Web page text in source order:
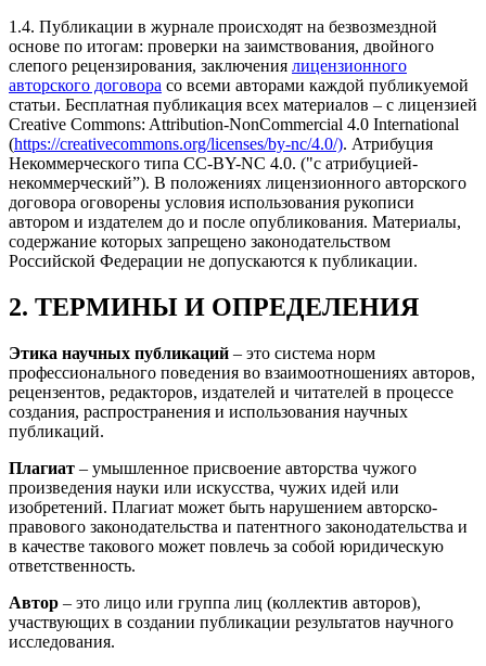
1.4. Публикации в журнале происходят на безвозмездной
основе по итогам: проверки на заимствования, двойного
слепого рецензирования, заключения лицензионного
авторского договора со всеми авторами каждой публикуемой
статьи. Бесплатная публикация всех материалов – с лицензией
Creative Commons: Attribution-NonCommercial 4.0 International
(https://creativecommons.org/licenses/by-nc/4.0/). Атрибуция
Некоммерческого типа CC-BY-NC 4.0. ("с атрибуцией-
некоммерческий”). В положениях лицензионного авторского
договора оговорены условия использования рукописи
автором и издателем до и после опубликования. Материалы,
содержание которых запрещено законодательством
Российской Федерации не допускаются к публикации.
2. ТЕРМИНЫ И ОПРЕДЕЛЕНИЯ
Этика научных публикаций – это система норм
профессионального поведения во взаимоотношениях авторов,
рецензентов, редакторов, издателей и читателей в процессе
создания, распространения и использования научных
публикаций.
Плагиат – умышленное присвоение авторства чужого
произведения науки или искусства, чужих идей или
изобретений. Плагиат может быть нарушением авторско-
правового законодательства и патентного законодательства и
в качестве такового может повлечь за собой юридическую
ответственность.
Автор – это лицо или группа лиц (коллектив авторов),
участвующих в создании публикации результатов научного
исследования.